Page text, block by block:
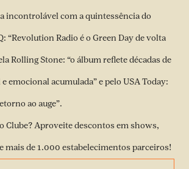
incontrolável com a quintessência do
“Revolution Radio é o Green Day de volta
Rolling Stone: “o álbum reflete décadas de
emocional acumulada” e pelo USA Today:
ao auge”.
Clube? Aproveite descontos em shows,
mais de 1.000 estabelecimentos parceiros!